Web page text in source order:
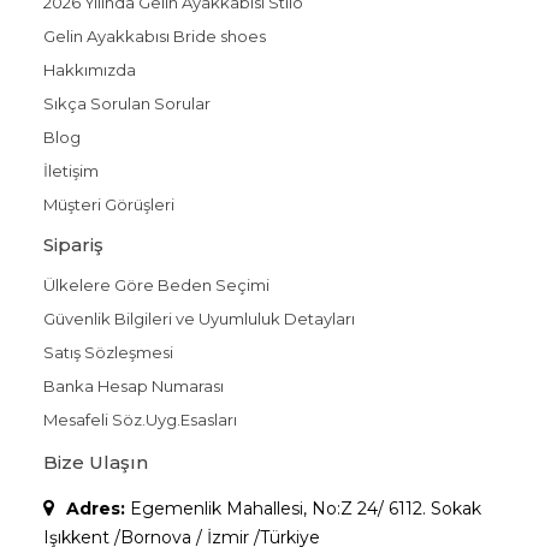
Gelin Ayakkabısı Bride shoes
Hakkımızda
Sıkça Sorulan Sorular
Blog
İletişim
Müşteri Görüşleri
Sipariş
Ülkelere Göre Beden Seçimi
Güvenlik Bilgileri ve Uyumluluk Detayları
Satış Sözleşmesi
Banka Hesap Numarası
Mesafeli Söz.Uyg.Esasları
Bize Ulaşın
Adres: Egemenlik Mahallesi, No:Z 24/ 6112. Sokak
Işıkkent /Bornova / İzmir /Türkiye